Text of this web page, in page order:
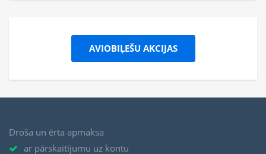
AVIOBIĻEŠU AKCIJAS
Droša un ērta apmaksa
ar pārskaitījumu uz kontu